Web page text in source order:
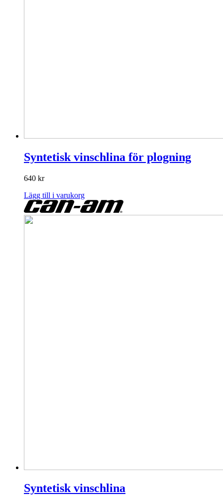
Syntetisk vinschlina för plogning
640 kr
Lägg till i varukorg
Syntetisk vinschlina